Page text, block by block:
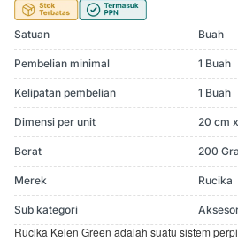
Satuan Buah
Pembelian minimal 1 Buah
Kelipatan pembelian 1 Buah
Dimensi per unit 20 cm
Berat 200
Merek Rucika
Sub kategori
Rucika Kelen Green adalah suatu sistem